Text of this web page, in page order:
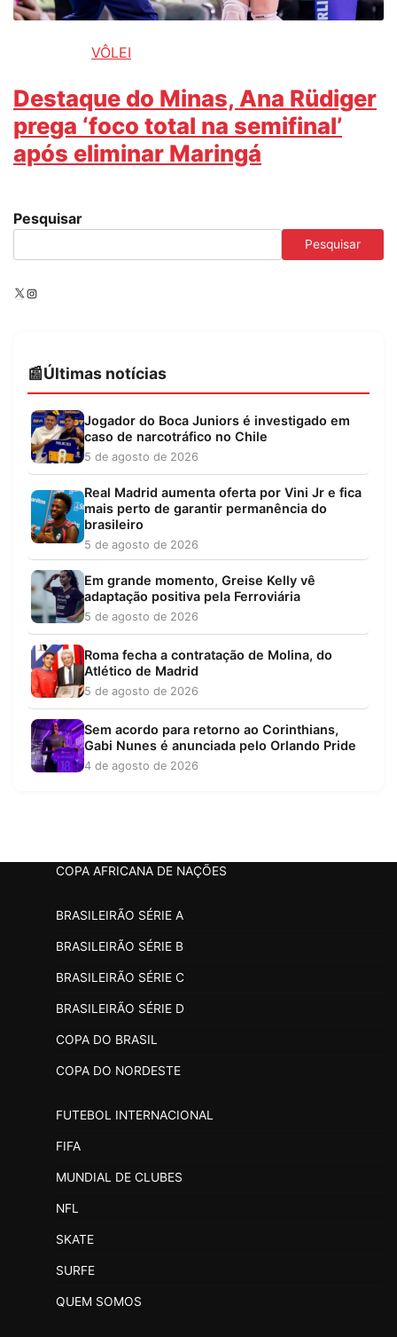
VÔLEI
Destaque do Minas, Ana Rüdiger
prega ‘foco total na semifinal’
após eliminar Maringá
Pesquisar
Pesquisar
X Instagram
Últimas notícias
Jogador do Boca Juniors é investigado em
caso de narcotráfico no Chile
5 de agosto de 2026
Real Madrid aumenta oferta por Vini Jr e fica
mais perto de garantir permanência do
brasileiro
5 de agosto de 2026
Em grande momento, Greise Kelly vê
adaptação positiva pela Ferroviária
5 de agosto de 2026
Roma fecha a contratação de Molina, do
Atlético de Madrid
5 de agosto de 2026
Sem acordo para retorno ao Corinthians,
Gabi Nunes é anunciada pelo Orlando Pride
4 de agosto de 2026
COPA AFRICANA DE NAÇÕES
BRASILEIRÃO SÉRIE A
BRASILEIRÃO SÉRIE B
BRASILEIRÃO SÉRIE C
BRASILEIRÃO SÉRIE D
COPA DO BRASIL
COPA DO NORDESTE
FUTEBOL INTERNACIONAL
FIFA
MUNDIAL DE CLUBES
NFL
SKATE
SURFE
QUEM SOMOS